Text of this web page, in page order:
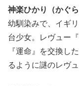
神楽ひかり（かぐ
幼馴染みで、イギ
台少女。レヴュー
『運命』を交換し
るように謎のレヴ